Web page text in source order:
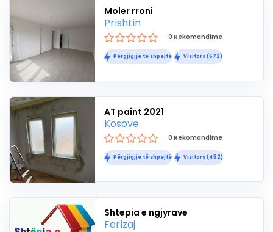
Moler rroni
Prishtin
0 Rekomandime
Përgjigjje të shpejtë Visitors (572)
AT paint 2021
Kosove
0 Rekomandime
Përgjigjje të shpejtë Visitors (452)
Shtepia e ngjyrave
Ferizaj